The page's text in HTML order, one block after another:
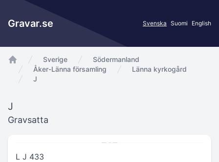
Gravar.se Svenska Suomi English
app.Start
Sverige
Södermanland
Åker-Länna församling
Länna kyrkogård
J
J
Gravsatta
L J 433